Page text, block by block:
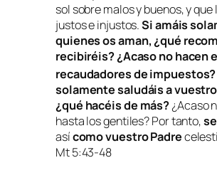
sol sobre malos y buenos, y
justos e injustos.Si amáis
quienes os aman, ¿qué
recibiréis? ¿Acaso no hacen
recaudadores de impuestos?
solamente saludáis a
¿qué hacéis de más?¿Acaso
hasta los gentiles? Por tanto,
asícomo vuestro Padre
Mt 5:43-48